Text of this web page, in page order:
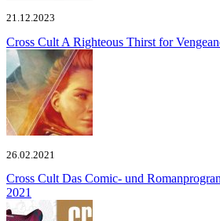
21.12.2023
Cross Cult A Righteous Thirst for
26.02.2021
Cross Cult Das Comic- und
2021